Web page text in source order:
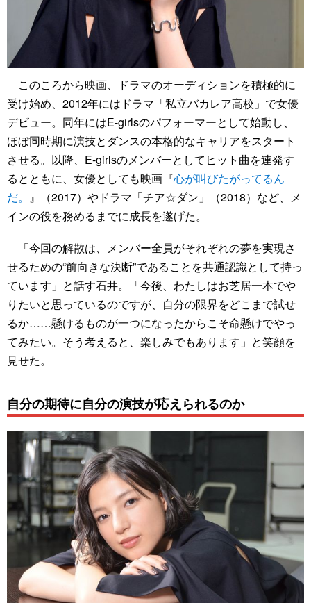
このころから映画、ドラマのオーディションを積極的に
受け始め、2012年にはドラマ「私立バカレア高校」で女優
デビュー。同年にはE-girlsのパフォーマーとして始動し、
ほぼ同時期に演技とダンスの本格的なキャリアをスタート
させる。以降、E-girlsのメンバーとしてヒット曲を連発す
るとともに、女優としても映画『心が叫びたがってるん
だ。 』（2017）やドラマ「チア☆ダン」（2018）など、メ
インの役を務めるまでに成長を遂げた。
「今回の解散は、メンバー全員がそれぞれの夢を実現さ
せるための“前向きな決断”であることを共通認識として持っ
ています」と話す石井。「今後、わたしはお芝居一本でや
りたいと思っているのですが、自分の限界をどこまで試せ
るか……懸けるものが一つになったからこそ命懸けでやっ
てみたい。そう考えると、楽しみでもあります」と笑顔を
見せた。
自分の期待に自分の演技が応えられるのか